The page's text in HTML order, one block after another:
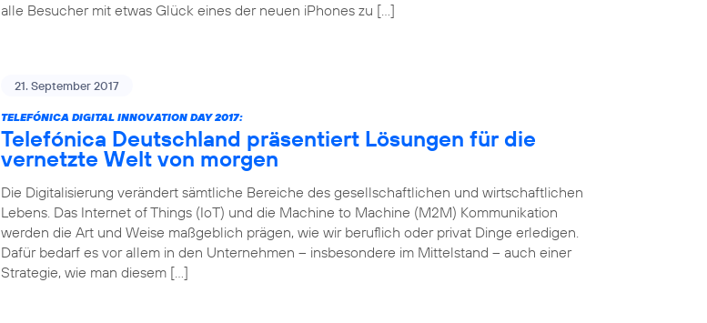
alle Besucher mit etwas Glück eines der neuen iPhones zu […]
21. September 2017
TELEFÓNICA DIGITAL INNOVATION DAY 2017:
Telefónica Deutschland präsentiert Lösungen für die
vernetzte Welt von morgen
Die Digitalisierung verändert sämtliche Bereiche des gesellschaftlichen und wirtschaftlichen
Lebens. Das Internet of Things (IoT) und die Machine to Machine (M2M) Kommunikation
werden die Art und Weise maßgeblich prägen, wie wir beruflich oder privat Dinge erledigen.
Dafür bedarf es vor allem in den Unternehmen – insbesondere im Mittelstand – auch einer
Strategie, wie man diesem […]